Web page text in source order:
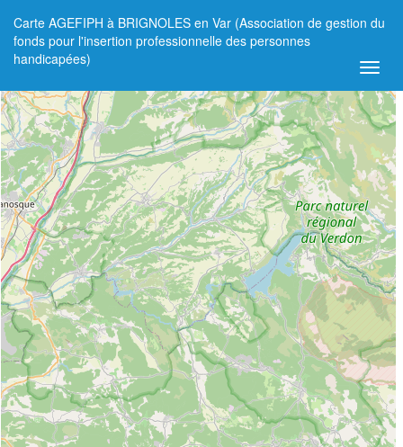
Carte AGEFIPH à BRIGNOLES en Var (Association de gestion du
fonds pour l'insertion professionnelle des personnes
handicapées)
+
−